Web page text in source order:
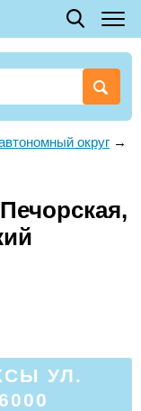
округ →
УЛ.